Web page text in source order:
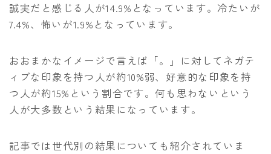
誠実だと感じる人が14.9%となっています。冷たいが
7.4%、怖いが1.9%となっています。
おおまかなイメージで言えば「。」に対してネガテ
ィブな印象を持つ人が約10%弱、好意的な印象を持
つ人が約15%という割合です。何も思わないという
人が大多数という結果になっています。
記事では世代別の結果についても紹介されていま